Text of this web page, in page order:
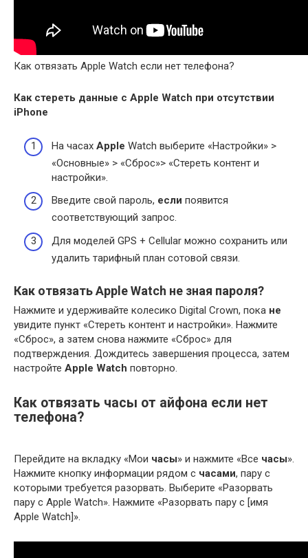
Как отвязать Apple Watch если нет телефона?
Как стереть данные с Apple Watch при отсутствии
iPhone
На часах Apple Watch выберите «Настройки» >
«Основные» > «Сброс»> «Стереть контент и
настройки».
Введите свой пароль, если появится
соответствующий запрос.
Для моделей GPS + Cellular можно сохранить или
удалить тарифный план сотовой связи.
Как отвязать Apple Watch не зная пароля?
Нажмите и удерживайте колесико Digital Crown, пока не
увидите пункт «Стереть контент и настройки». Нажмите
«Сброс», а затем снова нажмите «Сброс» для
подтверждения. Дождитесь завершения процесса, затем
настройте Apple Watch повторно.
Как отвязать часы от айфона если нет
телефона?
Перейдите на вкладку «Мои часы» и нажмите «Все часы».
Нажмите кнопку информации рядом с часами, пару с
которыми требуется разорвать. Выберите «Разорвать
пару с Apple Watch». Нажмите «Разорвать пару с [имя
Apple Watch]».